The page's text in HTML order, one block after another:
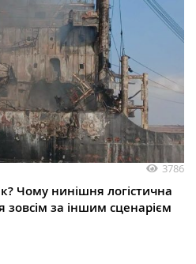
3786
Чому нинішня логістична
за іншим сценарієм